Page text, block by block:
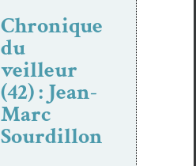
Chronique
du
veilleur
(42) : Jean-
Marc
Sourdillon